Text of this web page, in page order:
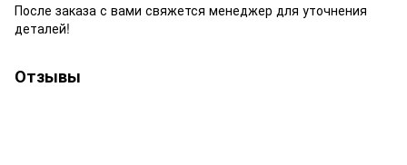
После заказа с вами свяжется менеджер для уточнения
деталей!
Отзывы